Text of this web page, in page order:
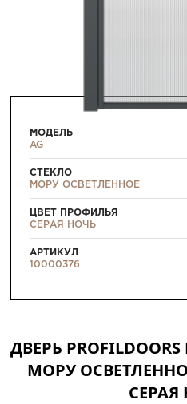
МОДЕЛЬ
AG
СТЕКЛО
МОРУ ОСВЕТЛЕННОЕ
ЦВЕТ ПРОФИЛЬЯ
СЕРАЯ НОЧЬ
АРТИКУЛ
10000376
ДВЕРЬ
МОРУ
СЕРАЯ